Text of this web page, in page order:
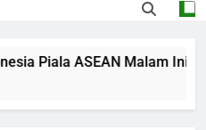
Piala ASEAN Malam Ini